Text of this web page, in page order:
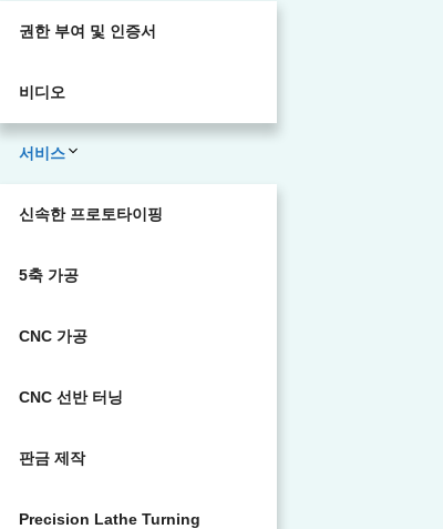
권한 부여 및 인증서
비디오
서비스
신속한 프로토타이핑
5축 가공
CNC 가공
CNC 선반 터닝
판금 제작
Precision Lathe Turning